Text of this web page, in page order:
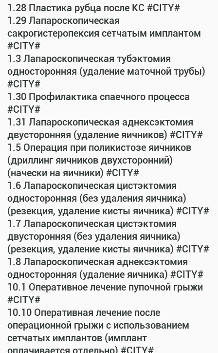
1.28 Пластика рубца после КС #CITY#
1.29 Лапароскопическая
сакрогистеропексия сетчатым имплантом
#CITY#
1.3 Лапароскопическая тубэктомия
односторонняя (удаление маточной трубы)
#CITY#
1.30 Профилактика спаечного процесса
#CITY#
1.31 Лапароскопическая аднексэктомия
двусторонняя (удаление яичников) #CITY#
1.5 Операция при поликистозе яичников
(дриллинг яичников двухсторонний)
(начески на яичники) #CITY#
1.6 Лапароскопическая цистэктомия
односторонняя (без удаления яичника)
(резекция, удаление кисты яичника) #CITY#
1.7 Лапароскопическая цистэктомия
двусторонняя (без удаления яичника)
(резекция, удаление кисты яичника) #CITY#
1.8 Лапароскопическая аднексэктомия
односторонняя (удаление яичника) #CITY#
10.1 Оперативное лечение пупочной грыжи
#CITY#
10.10 Оперативная лечение после
операционной грыжи с использованием
сетчатых имплантов (имплант
оплачивается отдельно) #CITY#